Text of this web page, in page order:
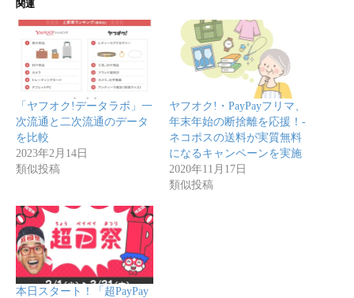
関連
「ヤフオク!データラボ」一
次流通と二次流通のデータ
を比較
2023年2月14日
類似投稿
ヤフオク!・PayPayフリマ、
年末年始の断捨離を応援！-
ネコポスの送料が実質無料
になるキャンペーンを実施
2020年11月17日
類似投稿
本日スタート！「超PayPay